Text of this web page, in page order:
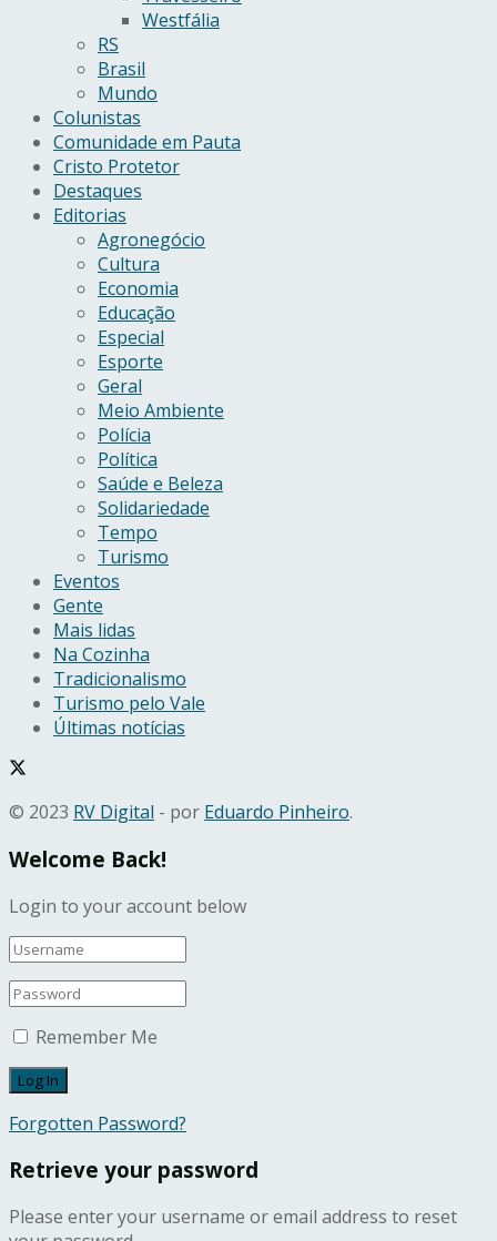
Westfália
RS
Brasil
Mundo
Colunistas
Comunidade em Pauta
Cristo Protetor
Destaques
Editorias
Agronegócio
Cultura
Economia
Educação
Especial
Esporte
Geral
Meio Ambiente
Polícia
Política
Saúde e Beleza
Solidariedade
Tempo
Turismo
Eventos
Gente
Mais lidas
Na Cozinha
Tradicionalismo
Turismo pelo Vale
Últimas notícias
© 2023 RV Digital - por Eduardo Pinheiro.
Welcome Back!
Login to your account below
Remember Me
Forgotten Password?
Retrieve your password
Please enter your username or email address to reset